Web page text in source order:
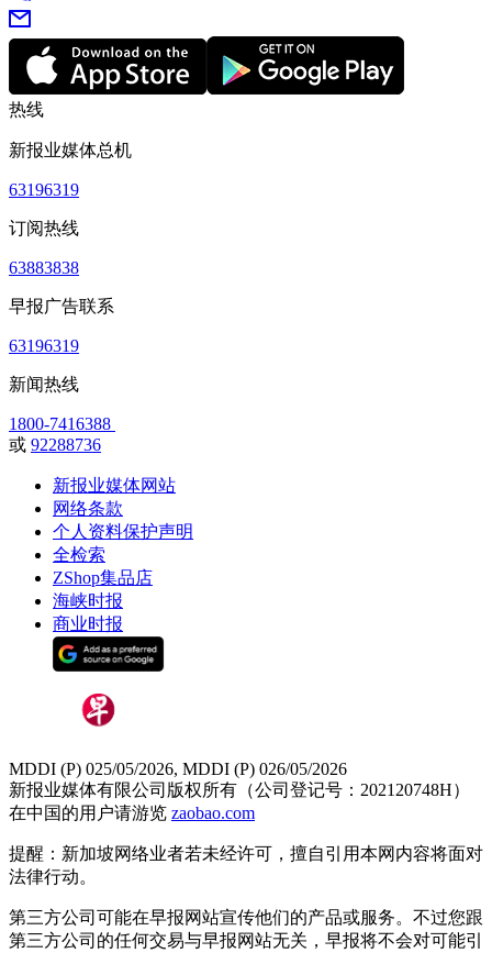
热线
新报业媒体总机
63196319
订阅热线
63883838
早报广告联系
63196319
新闻热线
1800-7416388
或 92288736
新报业媒体网站
网络条款
个人资料保护声明
全检索
ZShop集品店
海峡时报
商业时报
MDDI (P) 025/05/2026, MDDI (P) 026/05/2026
新报业媒体有限公司版权所有（公司登记号：202120748H）
在中国的用户请游览 zaobao.com
提醒：新加坡网络业者若未经许可，擅自引用本网内容将面对
法律行动。
第三方公司可能在早报网站宣传他们的产品或服务。不过您跟
第三方公司的任何交易与早报网站无关，早报将不会对可能引